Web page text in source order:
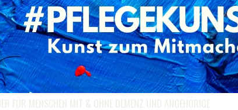
FÜR MENSCHEN MIT & OHNE DEMENZ UND ANGEHÖRIGE